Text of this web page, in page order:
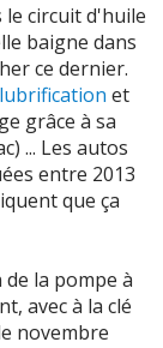
du filtre à air
d'éviter
>>
pas de
normal.... - a
(+)
circuit d'huile
baigne dans
ce dernier.
lubrification et
grâce à sa
... Les autos
entre 2013
que ça
la pompe à
avec à la clé
novembre